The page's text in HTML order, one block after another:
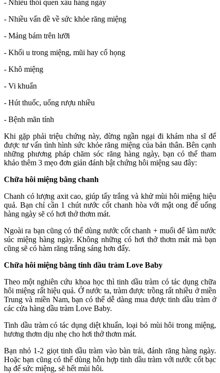
- Nhiều thói quen xấu hàng ngày
- Nhiều vấn đề về sức khỏe răng miệng
- Mảng bám trên lưỡi
- Khối u trong miệng, mũi hay cổ họng
- Khô miệng
- Vi khuẩn
- Hút thuốc, uống rượu nhiều
- Bệnh mãn tính
Khi gặp phải triệu chứng này, đừng ngần ngại đi khám nha sĩ để
được tư vấn tình hình sức khỏe răng miệng của bản thân. Bên cạnh
những phương pháp chăm sóc răng hàng ngày, bạn có thể tham
khảo thêm 3 mẹo đơn giản đánh bật chứng hôi miệng sau đây:
Chữa hôi miệng bằng chanh
Chanh có lượng axit cao, giúp tẩy trắng và khử mùi hôi miệng hiệu
quả. Bạn chỉ cần 1 chút nước cốt chanh hòa với mật ong để uống
hàng ngày sẽ có hơi thở thơm mát.
Ngoài ra bạn cũng có thể dùng nước cốt chanh + muối để làm nước
súc miệng hàng ngày. Không những có hơi thở thơm mát mà bạn
cũng sẽ có hàm răng trắng sáng hơn đấy.
Chữa hôi miệng bằng tinh dầu tràm Love Baby
Theo một nghiên cứu khoa học thì tinh dầu tràm có tác dụng chữa
hôi miệng rất hiệu quả. Ở nước ta, tràm được trồng rất nhiều ở miền
Trung và miền Nam, bạn có thể dễ dàng mua được tinh dầu tràm ở
các cửa hàng dầu tràm Love Baby.
Tinh dầu tràm có tác dụng diệt khuẩn, loại bỏ mùi hôi trong miệng,
hương thơm dịu nhẹ cho hơi thở thơm mát.
Bạn nhỏ 1-2 giọt tinh dầu tràm vào bàn trải, đánh răng hàng ngày.
Hoặc bạn cũng có thể dùng hỗn hợp tinh dầu tràm với nước cốt bạc
hạ để sức miệng, sẽ hết mùi hôi.